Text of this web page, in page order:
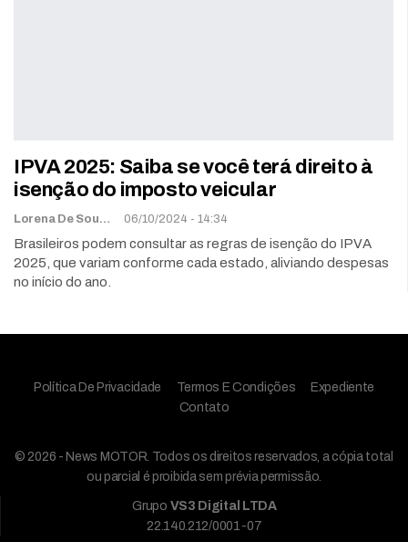
IPVA 2025: Saiba se você terá direito à
isenção do imposto veicular
Lorena De Sousa 06/10/2024 - 14:34
Brasileiros podem consultar as regras de isenção do IPVA
2025, que variam conforme cada estado, aliviando despesas
no início do ano.
Política De Privacidade Termos E Condições
Expediente
Contato
© 2026 - News MOTOR. Todos os direitos reservados, a cópia total
ou parcial é proibida sem prévia permissão.
Grupo VS3 Digital LTDA
22.140.212/0001-07